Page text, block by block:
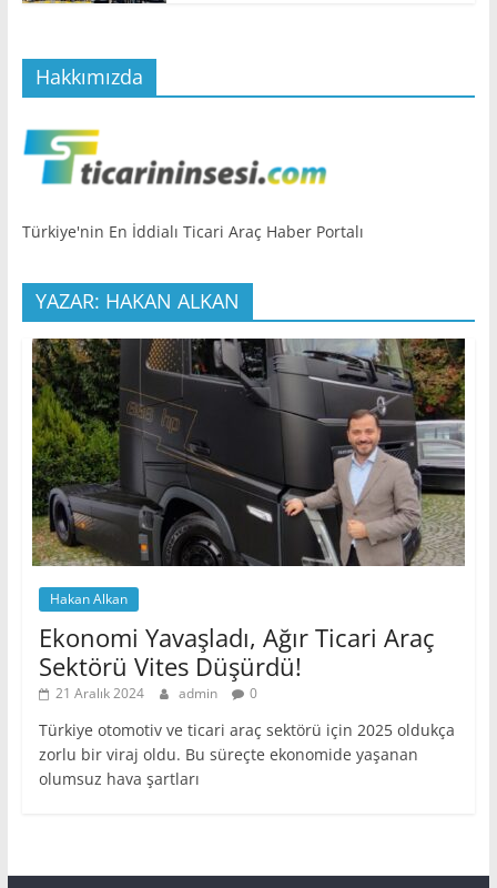
Hakkımızda
Türkiye'nin En İddialı Ticari Araç Haber Portalı
YAZAR: HAKAN ALKAN
Hakan Alkan
Ekonomi Yavaşladı, Ağır Ticari Araç
Sektörü Vites Düşürdü!
21 Aralık 2024 admin 0
Türkiye otomotiv ve ticari araç sektörü için 2025 oldukça
zorlu bir viraj oldu. Bu süreçte ekonomide yaşanan
olumsuz hava şartları